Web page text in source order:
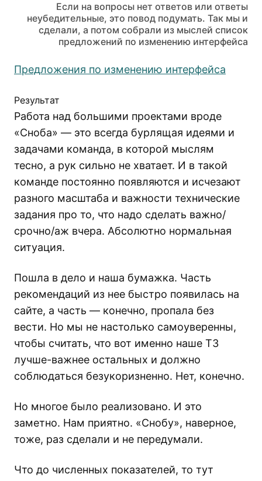
Если на вопросы нет ответов или ответы
неубедительные, это повод подумать. Так мы и
сделали, а потом собрали из мыслей список
предложений по изменению интерфейса
Предложения по изменению интерфейса
Результат
Работа над большими проектами вроде
«Сноба» — это всегда бурлящая идеями и
задачами команда, в которой мыслям
тесно, а рук сильно не хватает. И в такой
команде постоянно появляются и исчезают
разного масштаба и важности технические
задания про то, что надо сделать важно/
срочно/аж вчера. Абсолютно нормальная
ситуация.
Пошла в дело и наша бумажка. Часть
рекомендаций из нее быстро появилась на
сайте, а часть — конечно, пропала без
вести. Но мы не настолько самоуверенны,
чтобы считать, что вот именно наше ТЗ
лучше-важнее остальных и должно
соблюдаться безукоризненно. Нет, конечно.
Но многое было реализовано. И это
заметно. Нам приятно. «Снобу», наверное,
тоже, раз сделали и не передумали.
Что до численных показателей, то тут